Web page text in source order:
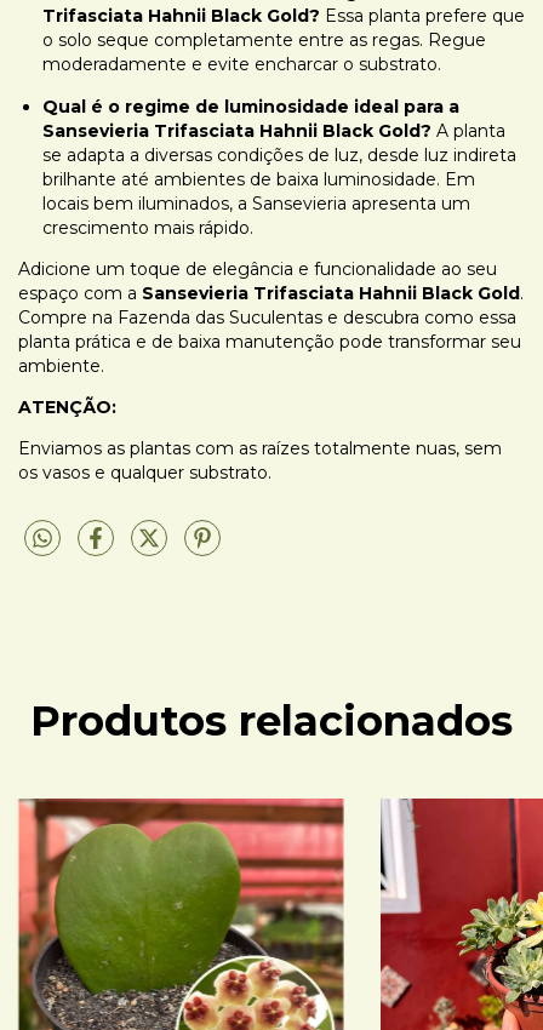
Trifasciata Hahnii Black Gold? Essa planta prefere que
o solo seque completamente entre as regas. Regue
moderadamente e evite encharcar o substrato.
Qual é o regime de luminosidade ideal para a
Sansevieria Trifasciata Hahnii Black Gold? A planta
se adapta a diversas condições de luz, desde luz indireta
brilhante até ambientes de baixa luminosidade. Em
locais bem iluminados, a Sansevieria apresenta um
crescimento mais rápido.
Adicione um toque de elegância e funcionalidade ao seu
espaço com a Sansevieria Trifasciata Hahnii Black Gold.
Compre na Fazenda das Suculentas e descubra como essa
planta prática e de baixa manutenção pode transformar seu
ambiente.
ATENÇÃO:
Enviamos as plantas com as raízes totalmente nuas, sem
os vasos e qualquer substrato.
Produtos relacionados